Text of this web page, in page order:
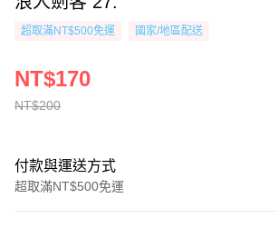
超取滿NT$500免運 國家/地區配送
NT$200
NT$170
付款與運送方式
超取滿NT$500免運